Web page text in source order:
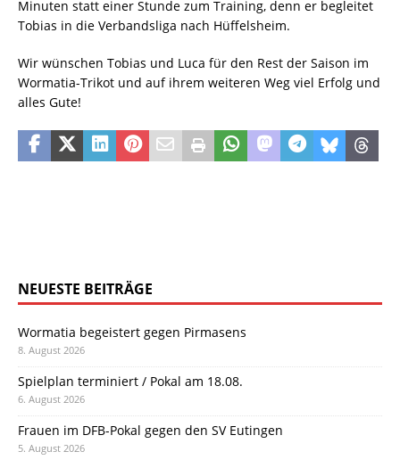
Minuten statt einer Stunde zum Training, denn er begleitet
Tobias in die Verbandsliga nach Hüffelsheim.
Wir wünschen Tobias und Luca für den Rest der Saison im
Wormatia-Trikot und auf ihrem weiteren Weg viel Erfolg und
alles Gute!
NEUESTE BEITRÄGE
Wormatia begeistert gegen Pirmasens
8. August 2026
Spielplan terminiert / Pokal am 18.08.
6. August 2026
Frauen im DFB-Pokal gegen den SV Eutingen
5. August 2026